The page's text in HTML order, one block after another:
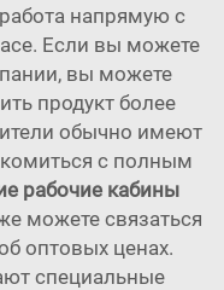
напрямую с
Если вы можете
вы можете
продукт более
обычно имеют
с полным
рабочие кабины
можете связаться
оптовых ценах.
специальные